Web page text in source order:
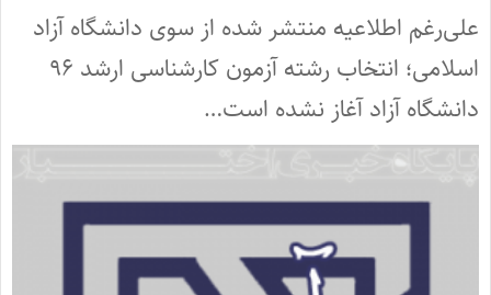
علی‌رغم اطلاعیه منتشر شده از سوی دانشگاه آزاد
اسلامی؛ انتخاب رشته آزمون کارشناسی ارشد ۹۶
دانشگاه آزاد آغاز نشده است…